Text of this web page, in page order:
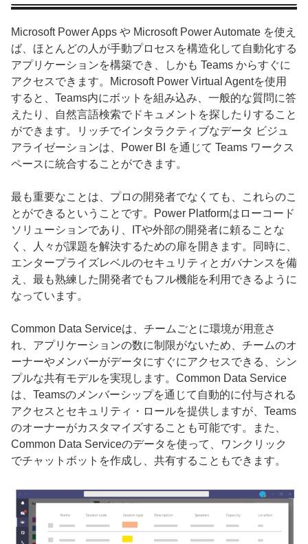
Microsoft Power Apps や Microsoft Power Automate を使え
ば、ほとんどの人が手動プロセスを構造化して自動化する
アプリケーションを構築でき、しかも Teams からすぐに
アクセスできます。Microsoft Power Virtual Agentを使用
すると、Teams内にボットを組み込み、一般的な質問に答
えたり、自然言語検索でドキュメントを探したりすること
ができます。リッチでインタラクティブなデータ ビジュ
アライゼーションは、Power BI を通じて Teams ワークス
ペースに統合することができます。
最も重要なことは、プロの開発者でなくても、これらのこ
とができるということです。Power Platformはローコード
ソリューションであり、ITや外部の開発者に頼ることな
く、人々が課題を解決するための扉を開きます。同時に、
エンタープライズレベルのセキュリティとガバナンスを備
え、最も熟練した開発者でもフル機能を利用できるように
なっています。
Common Data Serviceは、チームごとに環境が用意さ
れ、アプリケーションの数に制限がないため、チームのオ
ーナーやメンバーがデータにすぐにアクセスできる、シン
プルな共有モデルを実現します。Common Data Service
は、Teamsのメンバーシップを通じて自動的に付与される
アクセスとセキュリティ・ロールを提供しますが、Teams
のオーナーがカスタマイズすることも可能です。また、
Common Data Serviceのデータを使って、ワンクリック
でチャットボットを作成し、共有することもできます。